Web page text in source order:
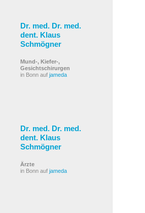
Dr. med. Dr. med.
dent. Klaus
Schmögner
Mund-, Kiefer-,
Gesichtschirurgen
in Bonn auf jameda
Dr. med. Dr. med.
dent. Klaus
Schmögner
Ärzte
in Bonn auf jameda